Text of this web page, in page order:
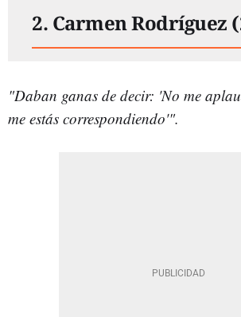
2. Carmen Rodríguez
"Daban ganas de decir: 'No me
me estás correspondiendo'".